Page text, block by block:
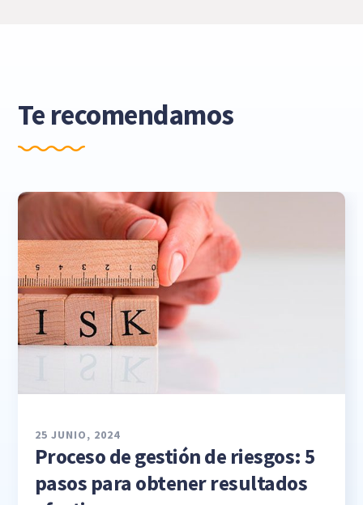
Te recomendamos
25 JUNIO, 2024
Proceso de gestión de riesgos: 5
pasos para obtener resultados